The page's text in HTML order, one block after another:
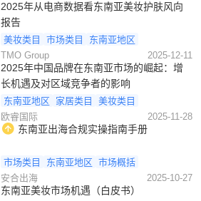
2025年从电商数据看东南亚美妆护肤风向
报告
美妆类目 市场类目
东南亚地区
TMO Group
2025-12-11
2025年中国品牌在东南亚市场的崛起：增
长机遇及对区域竞争者的影响
东南亚地区 家居类目
美妆类目
欧睿国际
2025-11-28
东南亚出海合规实操指南手册
市场类目 东南亚地区 市场概括
安合出海
2025-10-27
东南亚美妆市场机遇（白皮书）